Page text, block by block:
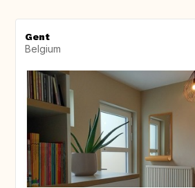
Gent
Belgium